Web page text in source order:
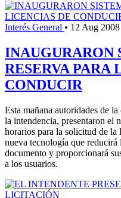
Interés General • 12 Aug 2008
INAUGURARON
RESERVA PARA
CONDUCIR
Esta mañana autoridades de
la intendencia, presentaron el
horarios para la solicitud de la
nueva tecnología que
documento y proporcionará
a los usuarios.